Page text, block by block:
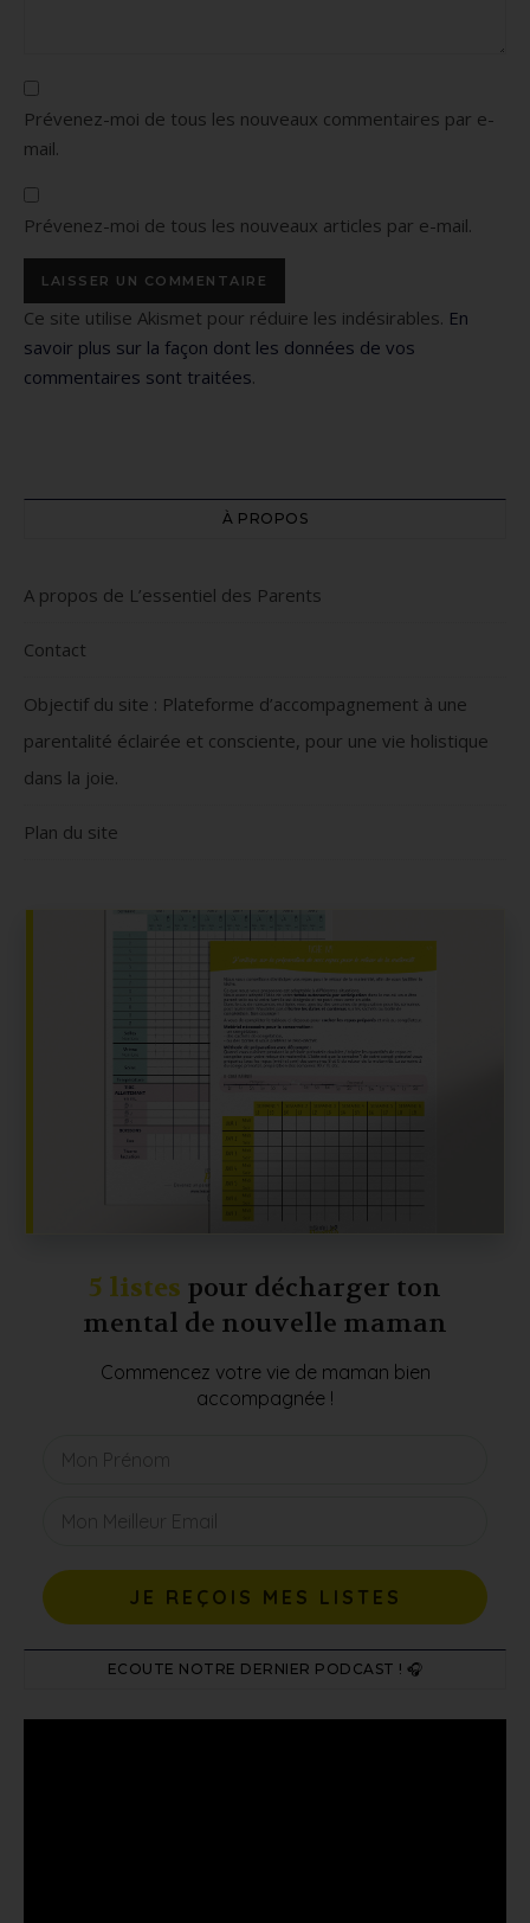
Prévenez-moi de tous les nouveaux commentaires par e-
mail.
Prévenez-moi de tous les nouveaux articles par e-mail.
Ce site utilise Akismet pour réduire les indésirables. En
savoir plus sur la façon dont les données de vos
commentaires sont traitées.
À PROPOS
A propos de L’essentiel des Parents
Contact
Objectif du site : Plateforme d’accompagnement à une
parentalité éclairée et consciente, pour une vie holistique
dans la joie.
Plan du site
5 listes pour décharger ton
mental de nouvelle maman
Commencez votre vie de maman bien
accompagnée !
JE REÇOIS MES LISTES
ECOUTE NOTRE DERNIER PODCAST ! 🎧